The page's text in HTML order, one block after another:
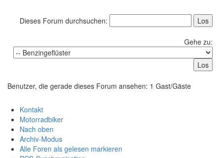
Dieses Forum durchsuchen:
Gehe zu:
Benutzer, die gerade dieses Forum ansehen: 1 Gast/Gäste
Kontakt
Motorradbiker
Nach oben
Archiv-Modus
Alle Foren als gelesen markieren